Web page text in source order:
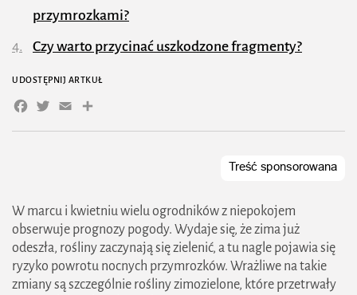
W marcu i kwietniu wielu ogrodników z niepokojem
obserwuje prognozy pogody. Wydaje się, że zima już
odeszła, rośliny zaczynają się zielenić, a tu nagle pojawia się
ryzyko powrotu nocnych przymrozków. Wrażliwe na takie
zmiany są szczególnie rośliny zimozielone, które przetrwały
przymrozkami?
Czy warto przycinać uszkodzone fragmenty?
UDOSTĘPNIJ ARTKUŁ
Facebook
Twitter
EmailShare